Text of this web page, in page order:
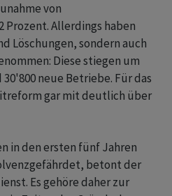
von
Prozent. Allerdings haben
Löschungen, sondern auch
Diese stiegen um
neue Betriebe. Für das
gar mit deutlich über
in den ersten fünf Jahren
betont der
Es gehöre daher zur